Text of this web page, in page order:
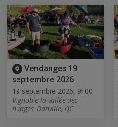
Vendanges 19
septembre 2026
19 septembre 2026, 9h00
Vignoble la vallée des
nuages, Danville, QC